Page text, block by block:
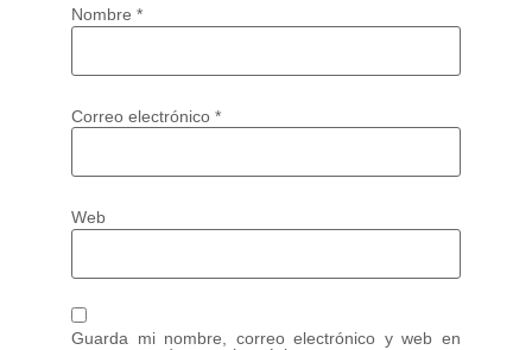
Nombre *
Correo electrónico *
Web
Guarda mi nombre, correo electrónico y web en